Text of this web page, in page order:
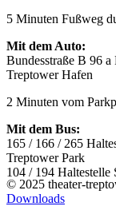
5 Minuten Fußweg
Mit dem Auto:
Bundesstraße B 96
Treptower Hafen
2 Minuten vom
Mit dem Bus:
165 / 166 / 265
Treptower Park
104 / 194 Haltestelle
© 2025 theater-
Downloads